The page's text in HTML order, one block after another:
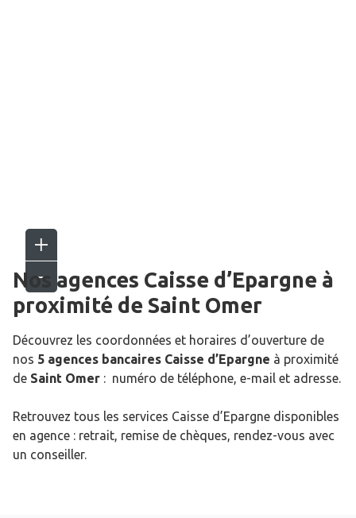
Nos agences Caisse d’Epargne à
proximité de Saint Omer
Découvrez les coordonnées et horaires d’ouverture de
nos 5 agences bancaires Caisse d’Epargne à proximité
de Saint Omer : numéro de téléphone, e-mail et adresse.
Retrouvez tous les services Caisse d’Epargne disponibles
en agence : retrait, remise de chèques, rendez-vous avec
un conseiller.